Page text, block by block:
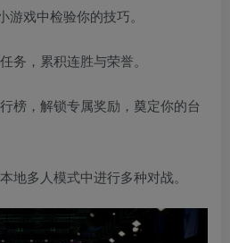
戏中检验你的技巧。
务，累积连胜与荣誉。
榜，解锁专属奖励，奠定你的台
地多人模式中进行多种对战。